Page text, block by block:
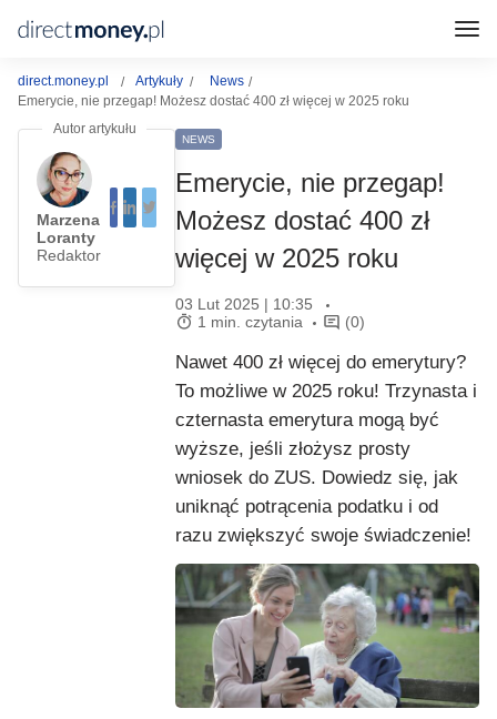
direct.money.pl Artykuły
News
Emerycie, nie przegap! Możesz dostać 400 zł więcej w 2025 roku
Marzena
Loranty
Redaktor
NEWS
Emerycie, nie przegap!
Możesz dostać 400 zł
więcej w 2025 roku
03 Lut 2025 | 10:35
1 min. czytania
(0)
Nawet 400 zł więcej do emerytury?
To możliwe w 2025 roku! Trzynasta i
czternasta emerytura mogą być
wyższe, jeśli złożysz prosty
wniosek do ZUS. Dowiedz się, jak
uniknąć potrącenia podatku i od
razu zwiększyć swoje świadczenie!